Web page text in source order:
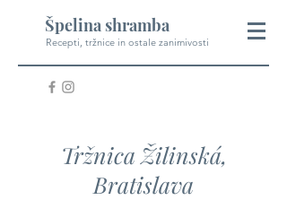
Špelina shramba
Recepti, tržnice in ostale zanimivosti
Tržnica Žilinská,
Bratislava